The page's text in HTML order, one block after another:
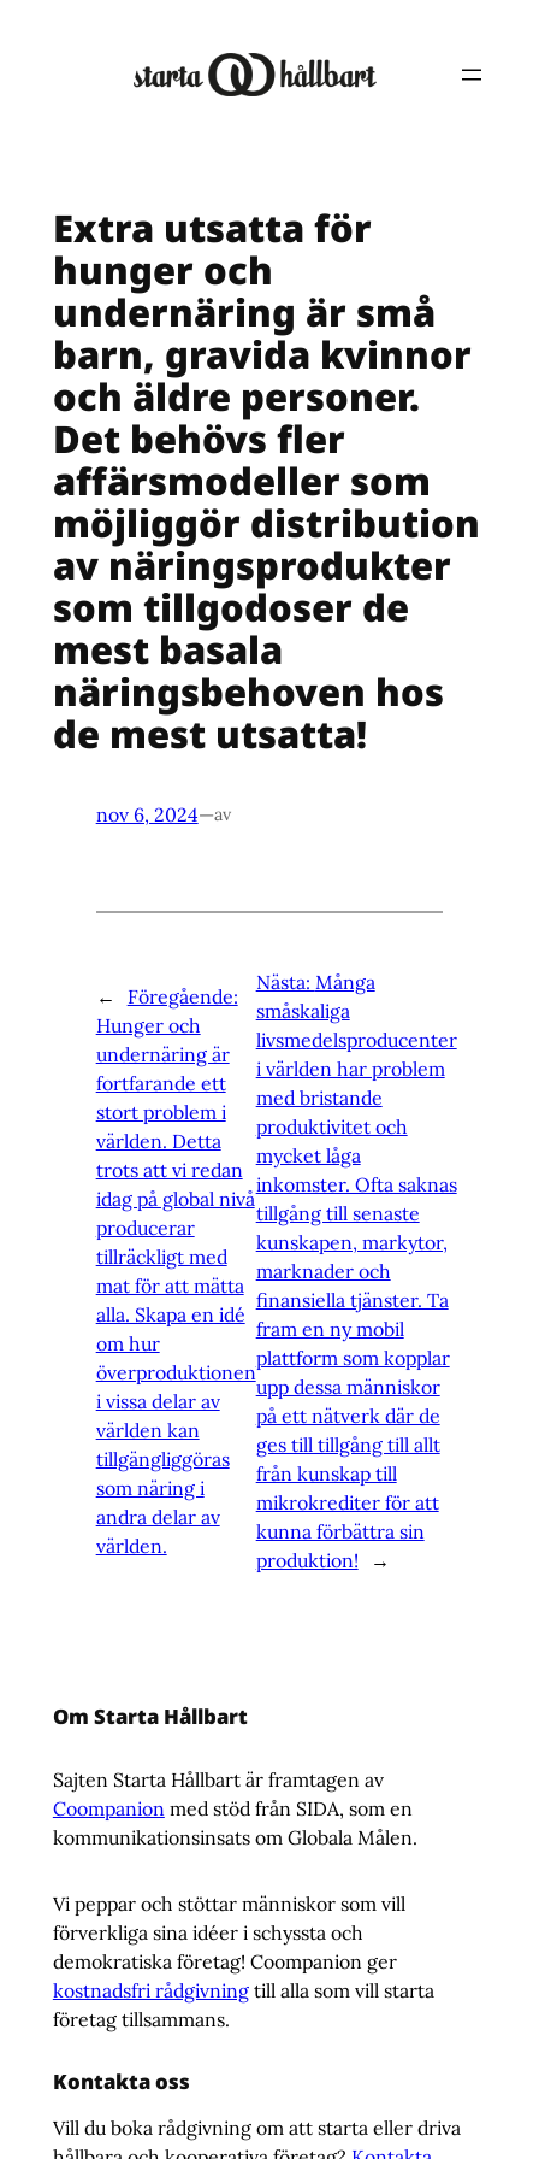
Extra utsatta för
hunger och
undernäring är små
barn, gravida kvinnor
och äldre personer.
Det behövs fler
affärsmodeller som
möjliggör distribution
av näringsprodukter
som tillgodoser de
mest basala
näringsbehoven hos
de mest utsatta!
nov 6, 2024—av
←
Föregående:
Hunger och
undernäring är
fortfarande ett
stort problem i
världen. Detta
trots att vi redan
idag på global nivå
producerar
tillräckligt med
mat för att mätta
alla. Skapa en idé
om hur
överproduktionen
i vissa delar av
världen kan
tillgängliggöras
som näring i
andra delar av
världen.
Nästa: Många
småskaliga
livsmedelsproducenter
i världen har problem
med bristande
produktivitet och
mycket låga
inkomster. Ofta saknas
tillgång till senaste
kunskapen, markytor,
marknader och
finansiella tjänster. Ta
fram en ny mobil
plattform som kopplar
upp dessa människor
på ett nätverk där de
ges till tillgång till allt
från kunskap till
mikrokrediter för att
kunna förbättra sin
produktion!
→
Om Starta Hållbart
Sajten Starta Hållbart är framtagen av
Coompanion med stöd från SIDA, som en
kommunikationsinsats om Globala Målen.
Vi peppar och stöttar människor som vill
förverkliga sina idéer i schyssta och
demokratiska företag! Coompanion ger
kostnadsfri rådgivningtill alla som vill starta
företag tillsammans.
Kontakta oss
Vill du boka rådgivning om att starta eller driva